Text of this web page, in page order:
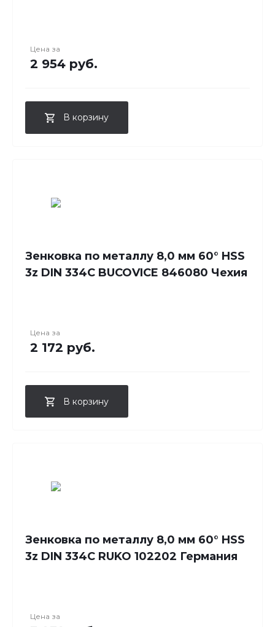
Цена за
2 954 руб.
В корзину
Зенковка по металлу 8,0 мм 60° HSS
3z DIN 334C BUCOVICE 846080 Чехия
Цена за
2 172 руб.
В корзину
Зенковка по металлу 8,0 мм 60° HSS
3z DIN 334C RUKO 102202 Германия
Цена за